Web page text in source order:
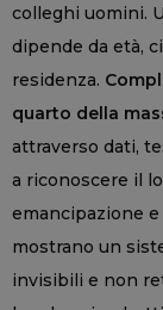
colleghi uomini.
dipende da età,
residenza.
quarto della
attraverso dati,
a riconoscere il
emancipazione
mostrano un
invisibili e non